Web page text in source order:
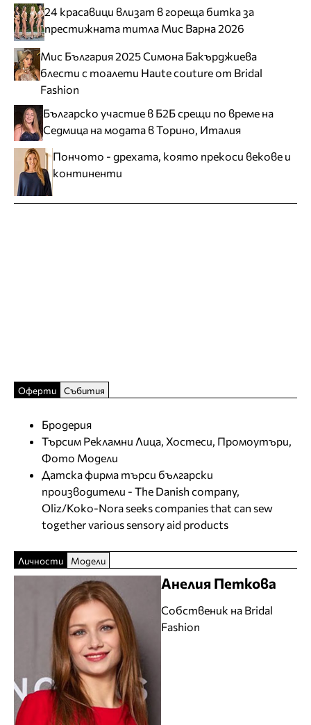
24 красавици влизат в гореща битка за
престижната титла Мис Варна 2026
Мис България 2025 Симона Бакърджиева
блести с тоалети Haute couture от Bridal
Fashion
Българско участие в Б2Б срещи по време на
Седмица на модата в Торино, Италия
Пончото - дрехата, която прекоси векове и
континенти
Оферти Събития
Бродерия
Търсим Рекламни Лица, Хостеси, Промоутъри,
Фото Модели
Датска фирма търси български
производители - The Danish company,
Oliz/Koko-Nora seeks companies that can sew
together various sensory aid products
Личности Модели
Анелия Петкова
Собственик на Bridal
Fashion